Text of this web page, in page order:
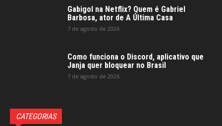
Gabigol na Netflix? Quem é Gabriel
Barbosa, ator de A Última Casa
7 de agosto de 2026
Como funciona o Discord, aplicativo que
Janja quer bloquear no Brasil
7 de agosto de 2026
CATEGORIAS